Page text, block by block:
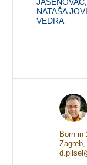
NATAŠA
VEDRA
Born in
Zagreb,